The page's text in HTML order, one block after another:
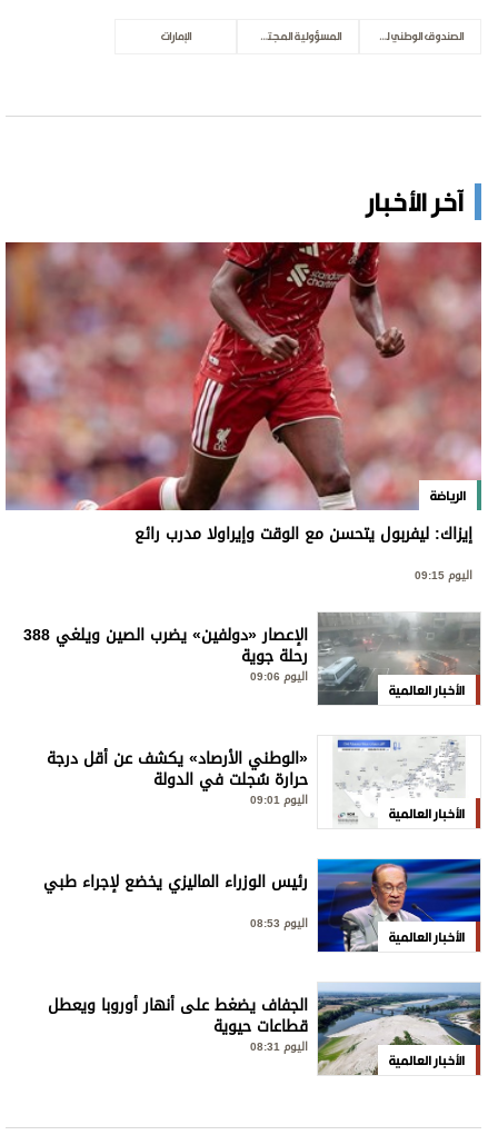
الصندوق الوطني للمسؤولية المجتمعية المسؤولية المجتمعية الإمارات
آخر الأخبار
الرياضة
إيزاك: ليفربول يتحسن مع الوقت وإيراولا مدرب رائع
اليوم 09:15
الأخبار العالمية
الإعصار «دولفين» يضرب الصين ويلغي 388
رحلة جوية
اليوم 09:06
الأخبار العالمية
«الوطني الأرصاد» يكشف عن أقل درجة
حرارة سُجلت في الدولة
اليوم 09:01
الأخبار العالمية
رئيس الوزراء الماليزي يخضع لإجراء طبي
اليوم 08:53
الأخبار العالمية
الجفاف يضغط على أنهار أوروبا ويعطل
قطاعات حيوية
اليوم 08:31